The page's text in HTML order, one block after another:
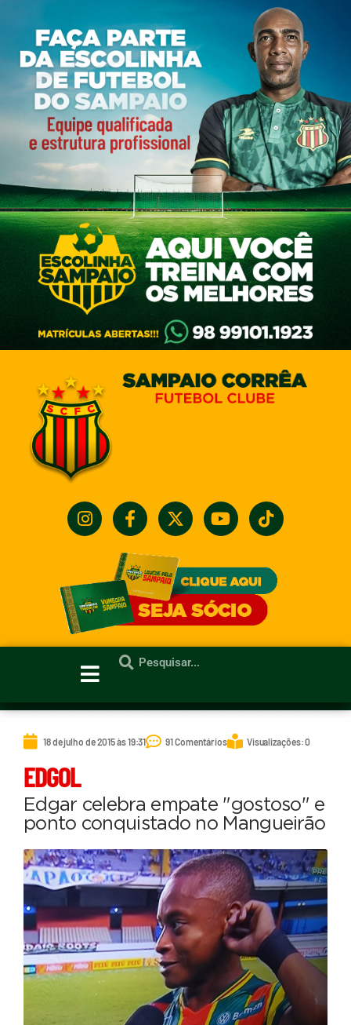
18 de julho de 2015 às 19:31 91 Comentários Visualizações: 0
EDGOL
Edgar celebra empate "gostoso" e
ponto conquistado no Mangueirão